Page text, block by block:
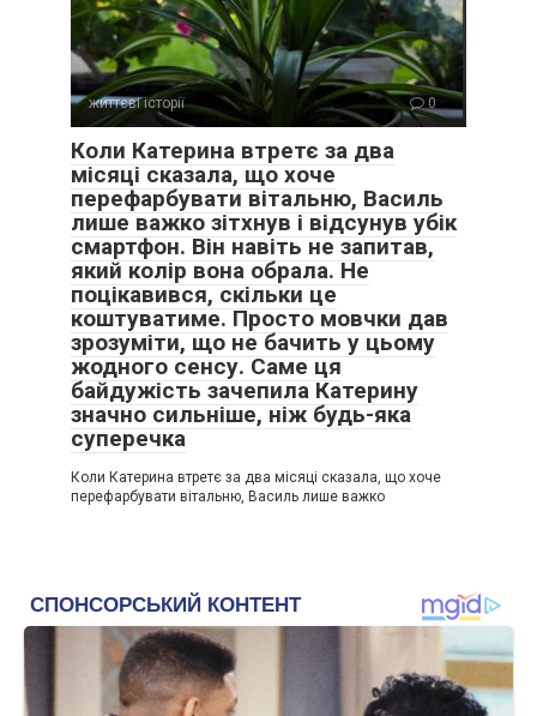
життєві історії 0
Коли Катерина втретє за два
місяці сказала, що хоче
перефарбувати вітальню, Василь
лише важко зітхнув і відсунув убік
смартфон. Він навіть не запитав,
який колір вона обрала. Не
поцікавився, скільки це
коштуватиме. Просто мовчки дав
зрозуміти, що не бачить у цьому
жодного сенсу. Саме ця
байдужість зачепила Катерину
значно сильніше, ніж будь-яка
суперечка
Коли Катерина втретє за два місяці сказала, що хоче
перефарбувати вітальню, Василь лише важко